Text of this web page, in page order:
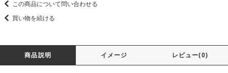
この商品について問い合わせる
買い物を続ける
商品説明 イメージ レビュー(0)